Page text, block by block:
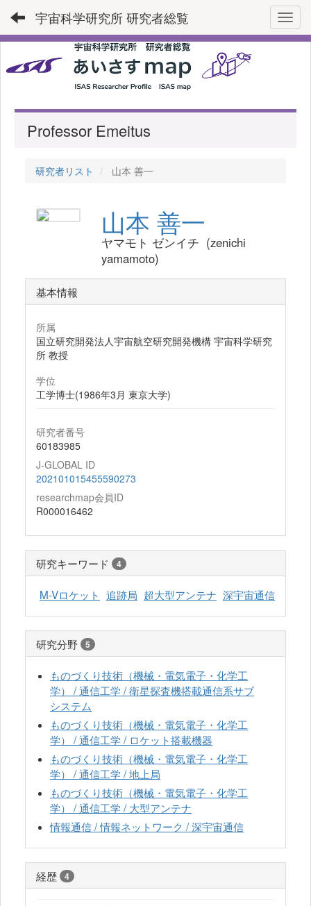
宇宙科学研究所 研究者総覧
Professor Emeitus
研究者リスト 山本 善一
山本 善一
ヤマモト ゼンイチ (zenichi
yamamoto)
基本情報
所属
国立研究開発法人宇宙航空研究開発機構 宇宙科学研究
所 教授
学位
工学博士(1986年3月 東京大学)
研究者番号
60183985
J-GLOBAL ID
202101015455590273
researchmap会員ID
R000016462
研究キーワード 4
M-Vロケット 追跡局 超大型アンテナ 深宇宙通信
研究分野 5
ものづくり技術（機械・電気電子・化学工
学） / 通信工学 / 衛星探査機搭載通信系サブ
システム
ものづくり技術（機械・電気電子・化学工
学） / 通信工学 / ロケット搭載機器
ものづくり技術（機械・電気電子・化学工
学） / 通信工学 / 地上局
ものづくり技術（機械・電気電子・化学工
学） / 通信工学 / 大型アンテナ
情報通信 / 情報ネットワーク / 深宇宙通信
経歴 4